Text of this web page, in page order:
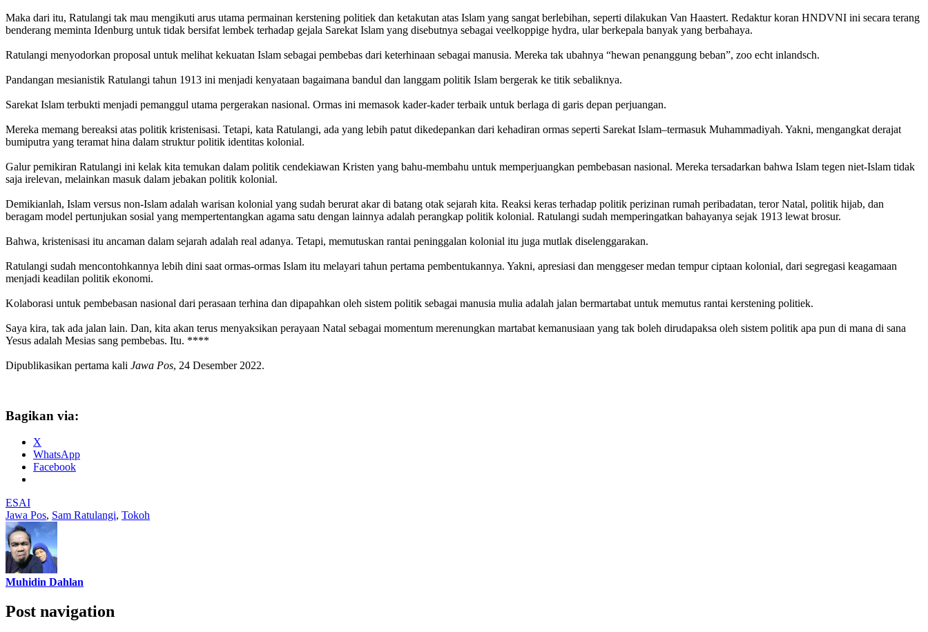
Maka dari itu, Ratulangi tak mau mengikuti arus utama permainan kerstening politiek dan ketakutan atas Islam yang sangat berlebihan, seperti dilakukan Van Haastert. Redaktur koran HNDVNI ini secara terang
benderang meminta Idenburg untuk tidak bersifat lembek terhadap gejala Sarekat Islam yang disebutnya sebagai veelkoppige hydra, ular berkepala banyak yang berbahaya.
Ratulangi menyodorkan proposal untuk melihat kekuatan Islam sebagai pembebas dari keterhinaan sebagai manusia. Mereka tak ubahnya “hewan penanggung beban”, zoo echt inlandsch.
Pandangan mesianistik Ratulangi tahun 1913 ini menjadi kenyataan bagaimana bandul dan langgam politik Islam bergerak ke titik sebaliknya.
Sarekat Islam terbukti menjadi pemanggul utama pergerakan nasional. Ormas ini memasok kader-kader terbaik untuk berlaga di garis depan perjuangan.
Mereka memang bereaksi atas politik kristenisasi. Tetapi, kata Ratulangi, ada yang lebih patut dikedepankan dari kehadiran ormas seperti Sarekat Islam–termasuk Muhammadiyah. Yakni, mengangkat derajat
bumiputra yang teramat hina dalam struktur politik identitas kolonial.
Galur pemikiran Ratulangi ini kelak kita temukan dalam politik cendekiawan Kristen yang bahu-membahu untuk memperjuangkan pembebasan nasional. Mereka tersadarkan bahwa Islam tegen niet-Islam tidak
saja irelevan, melainkan masuk dalam jebakan politik kolonial.
Demikianlah, Islam versus non-Islam adalah warisan kolonial yang sudah berurat akar di batang otak sejarah kita. Reaksi keras terhadap politik perizinan rumah peribadatan, teror Natal, politik hijab, dan
beragam model pertunjukan sosial yang mempertentangkan agama satu dengan lainnya adalah perangkap politik kolonial. Ratulangi sudah memperingatkan bahayanya sejak 1913 lewat brosur.
Bahwa, kristenisasi itu ancaman dalam sejarah adalah real adanya. Tetapi, memutuskan rantai peninggalan kolonial itu juga mutlak diselenggarakan.
Ratulangi sudah mencontohkannya lebih dini saat ormas-ormas Islam itu melayari tahun pertama pembentukannya. Yakni, apresiasi dan menggeser medan tempur ciptaan kolonial, dari segregasi keagamaan
menjadi keadilan politik ekonomi.
Kolaborasi untuk pembebasan nasional dari perasaan terhina dan dipapahkan oleh sistem politik sebagai manusia mulia adalah jalan bermartabat untuk memutus rantai kerstening politiek.
Saya kira, tak ada jalan lain. Dan, kita akan terus menyaksikan perayaan Natal sebagai momentum merenungkan martabat kemanusiaan yang tak boleh dirudapaksa oleh sistem politik apa pun di mana di sana
Yesus adalah Mesias sang pembebas. Itu. ****
Dipublikasikan pertama kali Jawa Pos, 24 Desember 2022.
Bagikan via:
X
WhatsApp
Facebook
ESAI
Jawa Pos, Sam Ratulangi, Tokoh
Muhidin Dahlan
Post navigation